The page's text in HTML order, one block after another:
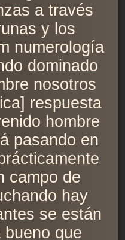
a través
y los
numerología
dominado
nosotros
respuesta
hombre
pasando en
campo de
hay
se están
bueno que